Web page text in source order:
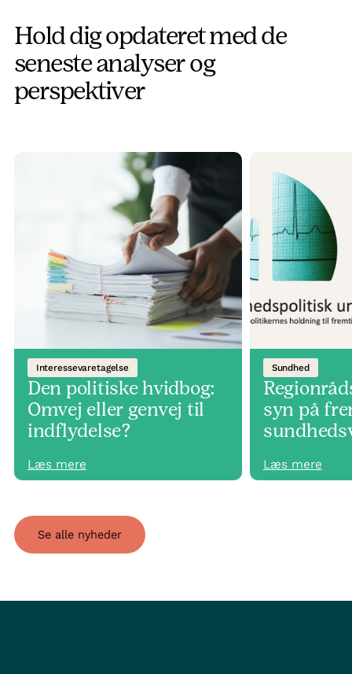
Hold dig opdateret med de
seneste analyser og
perspektiver
Interessevaretagelse
Den politiske hvidbog:
Omvej eller genvej til
indflydelse?
Læs mere
Sundhed
syn på
Læs mere
Se alle nyheder